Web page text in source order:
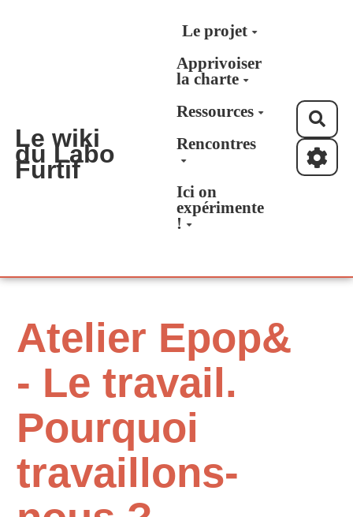
Aller au contenu principal
Le wiki
du Labo
Furtif
Le projet
Apprivoiser
la charte
Ressources
Rencontres
Ici on
expérimente
!
Atelier Epop&
- Le travail.
Pourquoi
travaillons-